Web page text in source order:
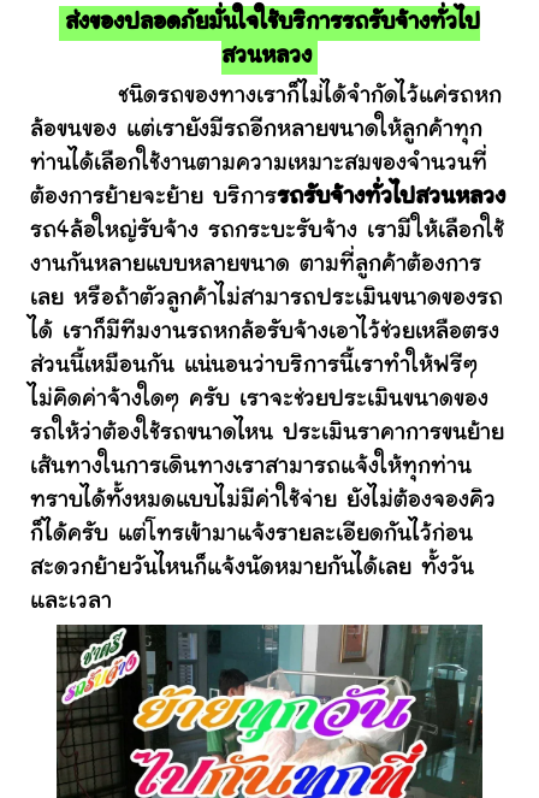
ส่งของปลอดภัยมั่นใจใช้บริการรถรับจ้างทั่วไป
สวนหลวง
ชนิดรถของทางเราก็ไม่ได้จำกัดไว้แค่รถหก
ล้อขนของ แต่เรายังมีรถอีกหลายขนาดให้ลูกค้าทุก
ท่านได้เลือกใช้งานตามความเหมาะสมของจำนวนที่
ต้องการย้ายจะย้าย บริการรถรับจ้างทั่วไปสวนหลวง
รถ4ล้อใหญ่รับจ้าง รถกระบะรับจ้าง เรามีให้เลือกใช้
งานกันหลายแบบหลายขนาด ตามที่ลูกค้าต้องการ
เลย หรือถ้าตัวลูกค้าไม่สามารถประเมินขนาดของรถ
ได้ เราก็มีทีมงานรถหกล้อรับจ้างเอาไว้ช่วยเหลือตรง
ส่วนนี้เหมือนกัน แน่นอนว่าบริการนี้เราทำให้ฟรีๆ
ไม่คิดค่าจ้างใดๆ ครับ เราจะช่วยประเมินขนาดของ
รถให้ว่าต้องใช้รถขนาดไหน ประเมินราคาการขนย้าย
เส้นทางในการเดินทางเราสามารถแจ้งให้ทุกท่าน
ทราบได้ทั้งหมดแบบไม่มีค่าใช้จ่าย ยังไม่ต้องจองคิว
ก็ได้ครับ แต่โทรเข้ามาแจ้งรายละเอียดกันไว้ก่อน
สะดวกย้ายวันไหนก็แจ้งนัดหมายกันได้เลย ทั้งวัน
และเวลา